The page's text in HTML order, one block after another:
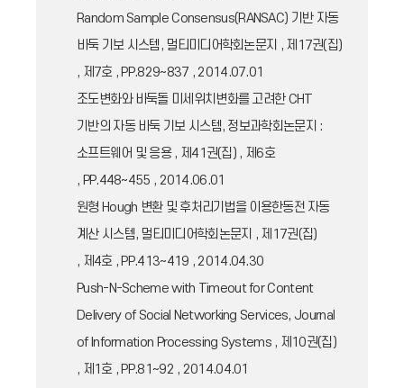
Random Sample Consensus(RANSAC) 기반 자동
바둑 기보 시스템, 멀티미디어학회논문지 , 제17권(집)
, 제7호 , PP.829~837 , 2014.07.01
조도변화와 바둑돌 미세위치변화를 고려한 CHT
기반의 자동 바둑 기보 시스템, 정보과학회논문지 :
소프트웨어 및 응용 , 제41권(집) , 제6호
, PP.448~455 , 2014.06.01
원형 Hough 변환 및 후처리기법을 이용한동전 자동
계산 시스템, 멀티미디어학회논문지 , 제17권(집)
, 제4호 , PP.413~419 , 2014.04.30
Push-N-Scheme with Timeout for Content
Delivery of Social Networking Services, Journal
of Information Processing Systems , 제10권(집)
, 제1호 , PP.81~92 , 2014.04.01